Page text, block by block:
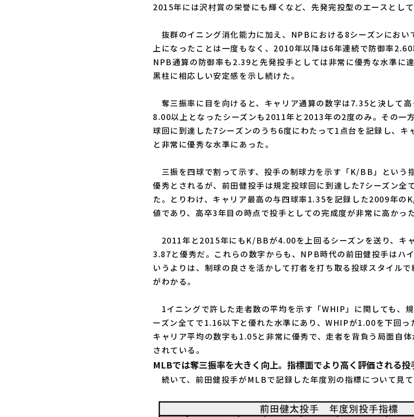
2015年には沢村賞の栄誉にも輝くなど、先発完投型のエースとして
抜群のイニング消化能力に加え、NPBにおける8シーズンにおい
上になったことは一度もなく、2010年以降は6年連続で防御率2.60
NPB通算の防御率も2.39と先発投手としては非常に優秀な水準に
黒柱に相応しい安定感を示し続けた。
奪三振率に目を向けると、キャリア通算の数字は7.35と決して
8.00以上となったシーズンも2011年と2013年の2度のみ。その一
球回に到達した7シーズンのうち6度にわたって1点台を記録し、キ
と非常に優秀な水準にあった。
三振を四球で割って示す、投手の制球力を示す「K/BB」という
優秀とされるが、前田健投手は規定投球回に到達した7シーズン全
た。とりわけ、キャリア最高の与四球率1.35を記録した2009年の
値であり、高卒3年目の時点で投手としての完成度が非常に高かっ
2011年と2015年にもK/BBが4.00を上回るシーズンを送り、キ
3.87と優秀だ。これらの数字からも、NPB時代の前田健投手はハ
いうよりは、制球の良さを活かして打者を打ち取る投球スタイル
がわかる。
1イニングで許した走者数の平均を示す「WHIP」に関しても、
ーズン全てで1.16以下と優れた水準にあり、WHIPが1.00を下回っ
キャリア平均の数字も1.05と非常に優秀で、走者を背負う局面自
されている。
MLBでは奪三振率を大きく向上。指標面でより高く評価される投
続いて、前田健投手がMLBで記録した年度別の指標について見て